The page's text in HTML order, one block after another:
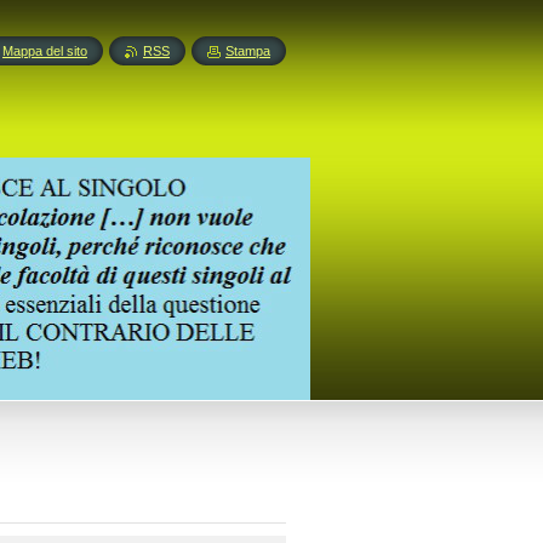
Mappa del sito RSS Stampa